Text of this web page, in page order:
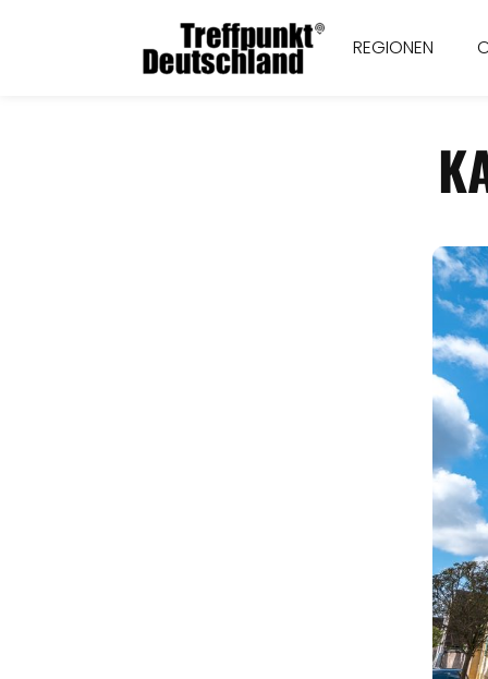
REGIONEN